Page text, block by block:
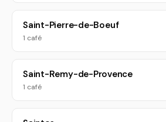
Saint-Pierre-de-Boeuf
1 café
Saint-Remy-de-Provence
1 café